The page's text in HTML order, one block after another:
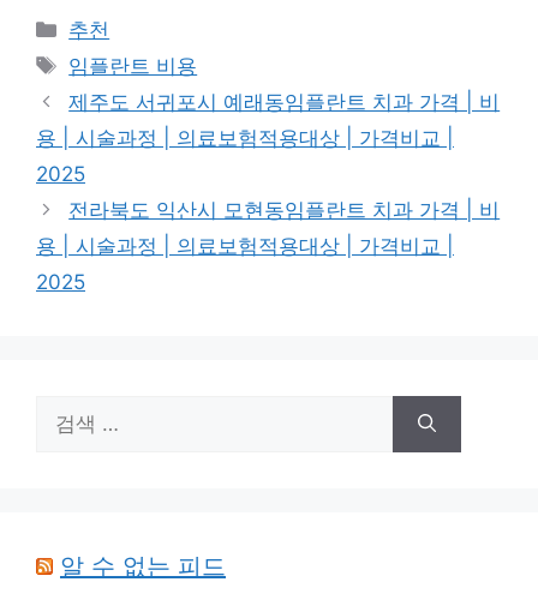
카
테
리
추천
태
그
임플란트 비용
제주도 서귀포시 예래동임플란트 치과 가격 | 비
용 | 시술과정 | 의료보험적용대상 | 가격비교 |
2025
전라북도 익산시 모현동임플란트 치과 가격 | 비
용 | 시술과정 | 의료보험적용대상 | 가격비교 |
2025
색:
알 수 없는 피드